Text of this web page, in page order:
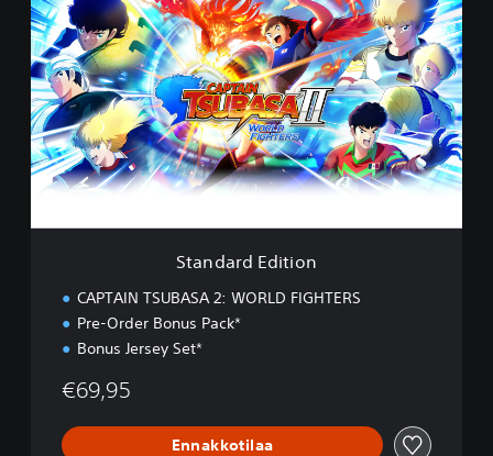
t
a
n
d
a
r
d
E
t
Standard Edition
CAPTAIN TSUBASA 2: WORLD FIGHTERS
Pre-Order Bonus Pack*
Bonus Jersey Set*
€69,95
Ennakkotilaa